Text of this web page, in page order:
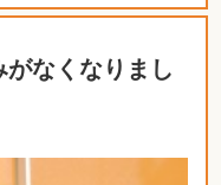
がなくなりまし